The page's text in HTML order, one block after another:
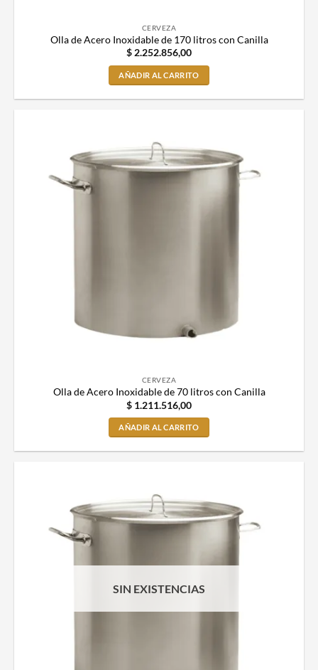
CERVEZA
Olla de Acero Inoxidable de 170 litros con Canilla
$2.252.856,00
AÑADIR AL CARRITO
CERVEZA
Olla de Acero Inoxidable de 70 litros con Canilla
$ 1.211.516,00
AÑADIR AL CARRITO
SIN EXISTENCIAS